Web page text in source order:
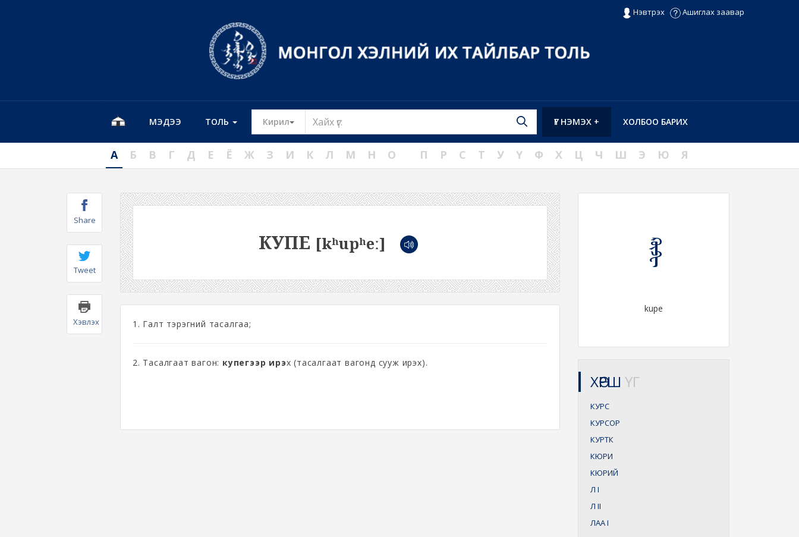
Нэвтрэх Ашиглах заавар
МЭДЭЭ ТОЛЬ Кирил Toggle Dropdown ХОЛБОО БАРИХ
ҮГ НЭМЭХ +
А Б В Г Д Е Ё Ж З И К Л М Н О П Р С Т У Ү Ф Х Ц Ч Ш Э Ю Я
Share
Tweet
Хэвлэх
КУПЕ [kʰupʰeː]
1. Галт тэрэгний тасалгаа;
2. Тасалгаат вагон: купегээр ирэх (тасалгаат вагонд сууж ирэх).
ᠺᠦᠫᠧ
kupe
ХӨРШ ҮГ
КУРС
КУРСОР
КУРТК
КЮРИ
КЮРИЙ
Л I
Л II
ЛААI